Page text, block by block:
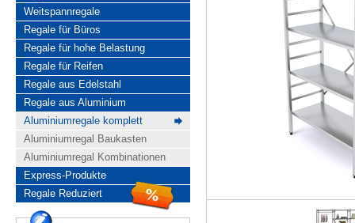
Weitspannregale
Regale für Büros
Regale für hohe Belastung
Regale für Reifen
Regale aus Edelstahl
Regale aus Aluminium
Aluminiumregale komplett
Aluminiumregal Baukasten
Aluminiumregal Kombinationen
Express-Produkte
Regale Reduziert